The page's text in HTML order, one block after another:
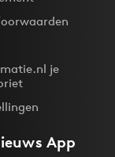
je
App